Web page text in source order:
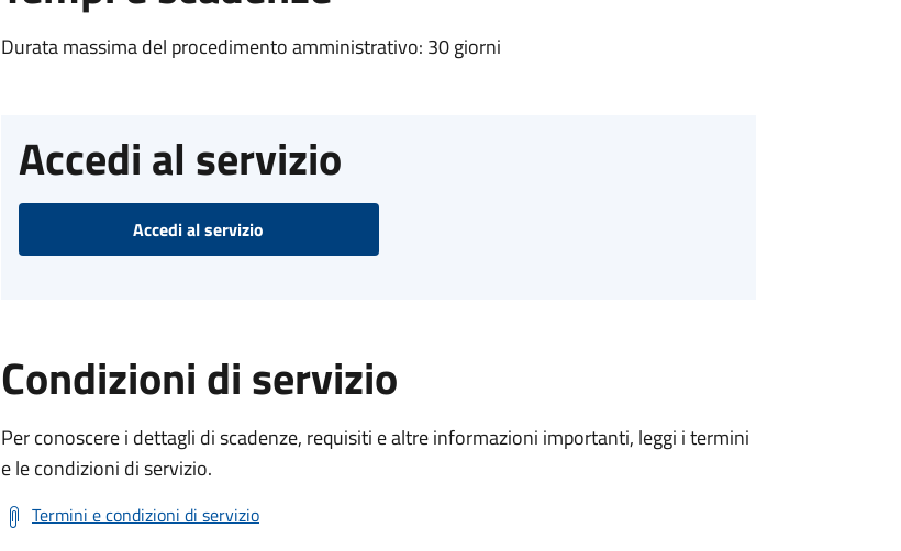
Durata massima del procedimento amministrativo: 30 giorni
Accedi al servizio
Accedi al servizio
Condizioni di servizio
Per conoscere i dettagli di scadenze, requisiti e altre informazioni importanti, leggi i termini
e le condizioni di servizio.
Termini e condizioni di servizio